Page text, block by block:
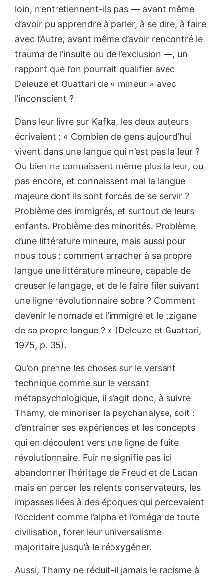
loin, n’entretiennent-ils pas — avant même
d’avoir pu apprendre à parler, à se dire, à faire
avec l’Autre, avant même d’avoir rencontré le
trauma de l’insulte ou de l’exclusion —, un
rapport que l’on pourrait qualifier avec
Deleuze et Guattari de « mineur » avec
l’inconscient ?
Dans leur livre sur Kafka, les deux auteurs
écrivaient : « Combien de gens aujourd’hui
vivent dans une langue qui n’est pas la leur ?
Ou bien ne connaissent même plus la leur, ou
pas encore, et connaissent mal la langue
majeure dont ils sont forcés de se servir ?
Problème des immigrés, et surtout de leurs
enfants. Problème des minorités. Problème
d’une littérature mineure, mais aussi pour
nous tous : comment arracher à sa propre
langue une littérature mineure, capable de
creuser le langage, et de le faire filer suivant
une ligne révolutionnaire sobre ? Comment
devenir le nomade et l’immigré et le tzigane
de sa propre langue ? » (Deleuze et Guattari,
1975, p. 35).
Qu’on prenne les choses sur le versant
technique comme sur le versant
métapsychologique, il s’agit donc, à suivre
Thamy, de minoriser la psychanalyse, soit :
d’entrainer ses expériences et les concepts
qui en découlent vers une ligne de fuite
révolutionnaire. Fuir ne signifie pas ici
abandonner l’héritage de Freud et de Lacan
mais en percer les relents conservateurs, les
impasses liées à des époques qui percevaient
l’occident comme l’alpha et l’oméga de toute
civilisation, forer leur universalisme
majoritaire jusqu’à le réoxygéner.
Aussi, Thamy ne réduit-il jamais le racisme à